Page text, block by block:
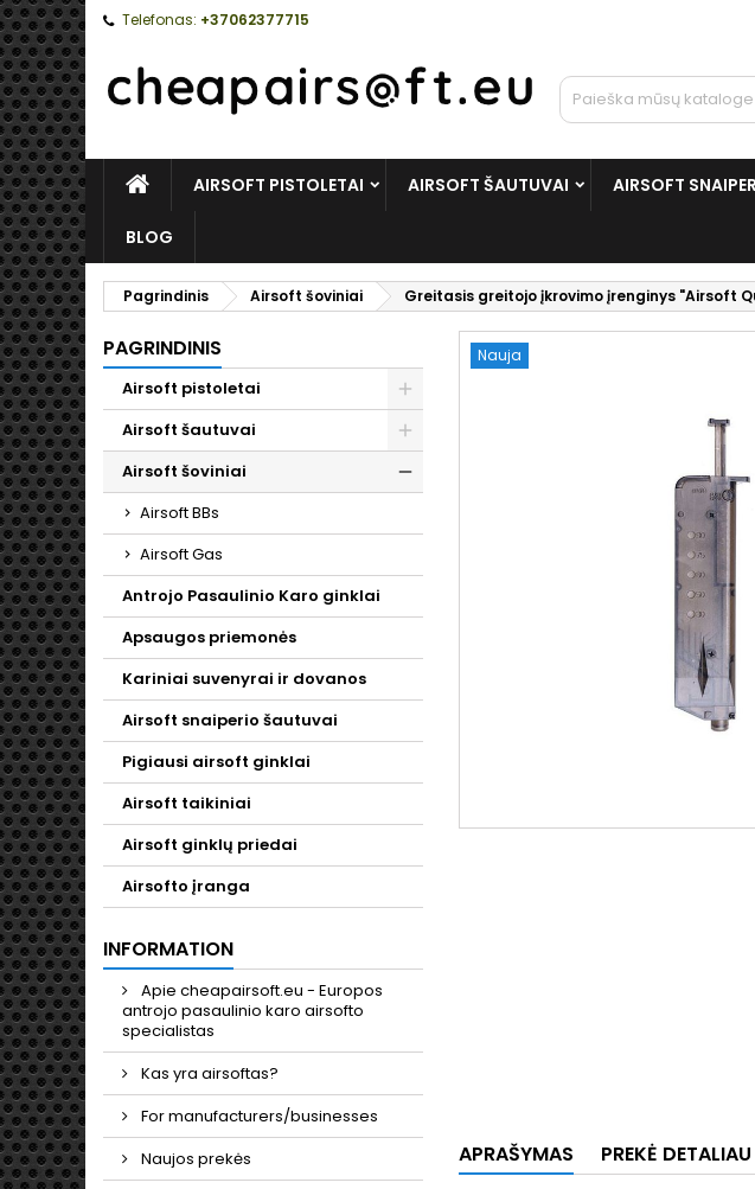
Telefonas: +37062377715
PAGRINDINIS
AIRSOFT PISTOLETAI AIRSOFT ŠAUTUVAI AIRSOFT
BLOG
Pagrindinis Airsoft šoviniai Greitasis greitojo įkrovimo įrenginys "Airsoft
PAGRINDINIS
Airsoft pistoletai
Airsoft šautuvai
Airsoft šoviniai
Airsoft BBs
Airsoft Gas
Antrojo Pasaulinio Karo ginklai
Apsaugos priemonės
Kariniai suvenyrai ir dovanos
Airsoft snaiperio šautuvai
Pigiausi airsoft ginklai
Airsoft taikiniai
Airsoft ginklų priedai
Airsofto įranga
INFORMATION
Apie cheapairsoft.eu - Europos
antrojo pasaulinio karo airsofto
specialistas
Kas yra airsoftas?
For manufacturers/businesses
Naujos prekės
Nauja
APRAŠYMAS PREKĖ DETALIAU